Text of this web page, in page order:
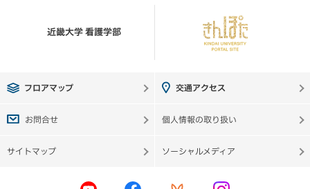
フロアマップ 交通アクセス
お問合せ 個人情報の取り扱い
サイトマップ ソーシャルメディア
近畿大学 看護学部